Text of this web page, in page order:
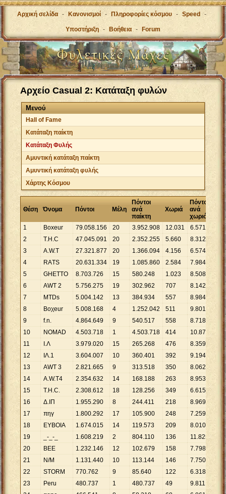
Αρχική σελίδα - Κανονισμοί - Πληροφορίες κόσμου - Speed -
Υποστήριξη - Βοήθεια - Forum
Αρχείο Casual 2: Κατάταξη φυλών
Μενού
Hall of Fame
Κατάταξη παίκτη
Κατάταξη Φυλής
Αμυντική κατάταξη παίκτη
Αμυντική κατάταξη φυλής
Χάρτης Κόσμου
Θέση Όνομα Πόντοι Μέλη
Πόντοι
ανά
παίκτη
Χωριά
Πόντοι
ανά
χωριό
1
Boxeur 79.058.156 20 3.952.908 12.031 6.571
2
T.H.C 47.045.091 20 2.352.255 5.660 8.312
3
A.W.T 27.321.877 20 1.366.094 4.156 6.574
4
RΑTS 20.631.334 19 1.085.860 2.584 7.984
5
GHETTO 8.703.726 15 580.248 1.023 8.508
6
AWT 2 5.756.275 19 302.962 707 8.142
7
MTDs 5.004.142 13 384.934 557 8.984
8
Boχeur 5.008.168 4 1.252.042 511 9.801
9
f.n. 4.864.649 9 540.517 558 8.718
10
NOMAD 4.503.718 1 4.503.718 414 10.879
11
Ι.Λ 3.979.020 15 265.268 476 8.359
12
ΙΛ.1 3.604.007 10 360.401 392 9.194
13
AWT 3 2.821.665 9 313.518 350 8.062
14
A.W.T4 2.354.632 14 168.188 263 8.953
15
Τ.H.C. 2.308.612 18 128.256 349 6.615
16
Δ.ΙΠ 1.955.290 8 244.411 218 8.969
17
πηγ 1.800.292 17 105.900 248 7.259
18
ΕΥΒΟΙΑ 1.674.015 14 119.573 209 8.010
19
_-_-_ 1.608.219 2 804.110 136 11.825
20
ΒΕΕ 1.232.146 12 102.679 158 7.798
21
N/M 1.131.440 10 113.144 146 7.750
22
STORM 770.762 9 85.640 122 6.318
23
Peru 480.737 1 480.737 49 9.811